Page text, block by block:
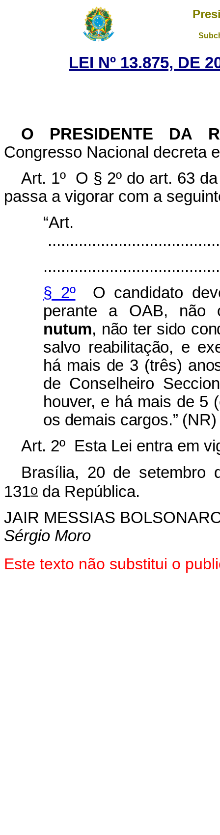
LEI Nº 13.875, DE
O PRESIDENTE DA
Congresso Nacional decreta
Art. 1º O § 2º do art. 63
passa a vigorar com a
§ 2ºO candidato
perante a OAB, não
nutum, não ter sido
salvo reabilitação, e
há mais de 3 (três)
de Conselheiro
houver, e há mais de 5
os demais cargos.” (NR)
Art. 2º Esta Lei entra em
Brasília, 20 de setembro
131o da República.
JAIR MESSIAS
Sérgio Moro
Este texto não substitui o